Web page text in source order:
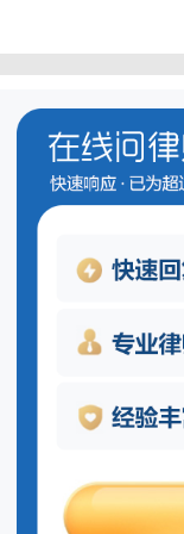
条：“发行人
必须真实、
载、误导性
《企业
第二十六条